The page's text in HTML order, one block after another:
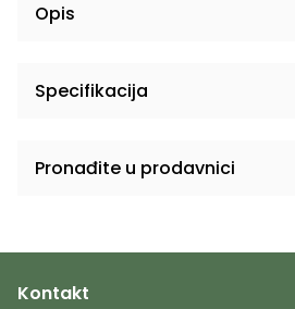
Opis
Specifikacija
Pronađite u prodavnici
Kontakt